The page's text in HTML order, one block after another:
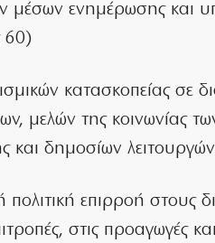
μέσων ενημέρωσης και
60)
κατασκοπείας σε
μελών της κοινωνίας
και δημοσίων
πολιτική επιρροή στους
στις